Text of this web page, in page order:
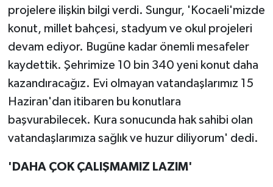
projelere ilişkin bilgi verdi. Sungur, 'Kocaeli'mizde
konut, millet bahçesi, stadyum ve okul projeleri
devam ediyor. Bugüne kadar önemli mesafeler
kaydettik. Şehrimize 10 bin 340 yeni konut daha
kazandıracağız. Evi olmayan vatandaşlarımız 15
Haziran'dan itibaren bu konutlara
başvurabilecek. Kura sonucunda hak sahibi olan
vatandaşlarımıza sağlık ve huzur diliyorum' dedi.
'DAHA ÇOK ÇALIŞMAMIZ LAZIM'